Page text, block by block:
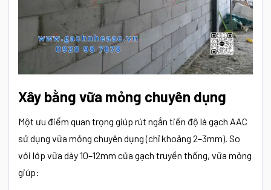
Xây bằng vữa mỏng chuyên dụng
Một ưu điểm quan trọng giúp rút ngắn tiến độ là gạch AAC
sử dụng vữa mỏng chuyên dụng (chỉ khoảng 2–3mm). So
với lớp vữa dày 10–12mm của gạch truyền thống, vữa mỏng
giúp: